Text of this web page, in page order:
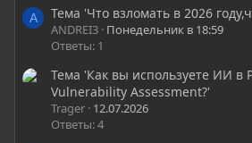
A Тема 'Что взломать в 2026
ANDREI3 Понедельник в 18:59
Ответы: 1
Тема 'Как вы используете ИИ в
Vulnerability Assessment?'
Trager 12.07.2026
Ответы: 4